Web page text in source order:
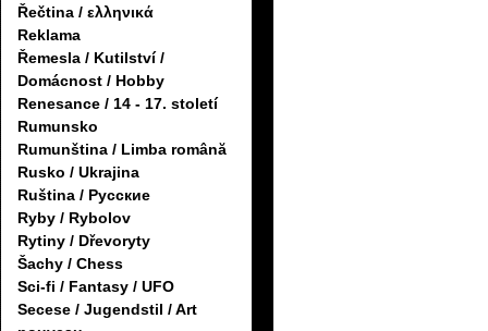
Řečtina / ελληνικά
Reklama
Řemesla / Kutilství /
Domácnost / Hobby
Renesance / 14 - 17. století
Rumunsko
Rumunština / Limba română
Rusko / Ukrajina
Ruština / Русские
Ryby / Rybolov
Rytiny / Dřevoryty
Šachy / Chess
Sci-fi / Fantasy / UFO
Secese / Jugendstil / Art